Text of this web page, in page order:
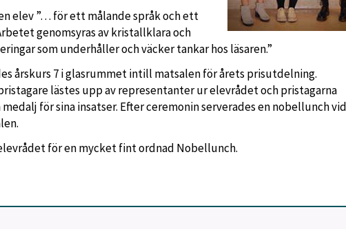
elev ”… för ett målande språk och ett
genomsyras av kristallklara och
som underhåller och väcker tankar hos läsaren.”
årskurs 7 i glasrummet intill matsalen för årets prisutdelning.
lästes upp av representanter ur elevrådet och pristagarna
för sina insatser. Efter ceremonin serverades en nobellunch vid
för en mycket fint ordnad Nobellunch.